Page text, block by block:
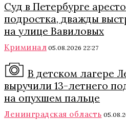
Суд в Петербурге
подростка, дважды
на улице Вавиловых
Криминал 05.08.2026 22:27
В детском лагере
выручили 13-летнего
на опухшем пальце
Ленинградская область